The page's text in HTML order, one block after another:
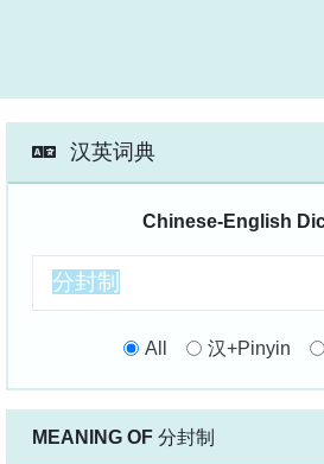
汉英词典
Chinese-English
All 汉+Pinyin
MEANING OF 分封制